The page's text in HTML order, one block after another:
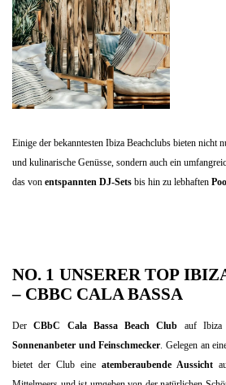
Einige der bekanntesten Ibiza Beachclubs bieten nicht
und kulinarische Genüsse, sondern auch ein
das von entspannten DJ-Sets bis hin zu lebhaften
NO. 1 UNSERER TOP
– CBBC CALA BASSA
DerCBbC Cala Bassa Beach Club auf Ibiza
Sonnenanbeter und Feinschmecker. Gelegen an
bietet der Club eine atemberaubende Aussicht